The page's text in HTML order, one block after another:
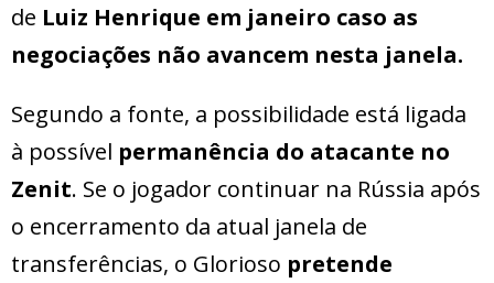
de Luiz Henrique em janeiro caso as
negociações não avancem nesta janela.
Segundo a fonte, a possibilidade está ligada
à possível permanência do atacante no
Zenit. Se o jogador continuar na Rússia após
o encerramento da atual janela de
transferências, o Glorioso pretende